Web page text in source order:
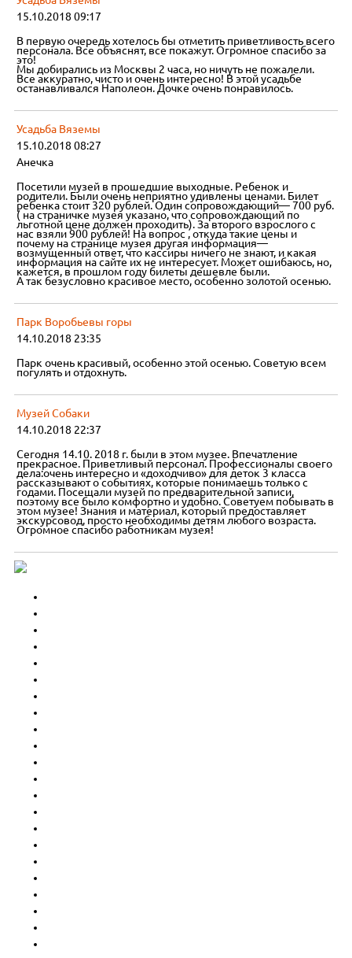
15.10.2018 09:17
В первую очередь хотелось бы отметить приветливость всего
персонала. Все объяснят, все покажут. Огромное спасибо за
это!
Мы добирались из Москвы 2 часа, но ничуть не пожалели.
Все аккуратно, чисто и очень интересно! В этой усадьбе
останавливался Наполеон. Дочке очень понравилось.
Усадьба Вяземы
15.10.2018 08:27
Анечка
Посетили музей в прошедшие выходные. Ребенок и
родители. Были очень неприятно удивлены ценами. Билет
ребенка стоит 320 рублей. Один сопровождающий— 700 руб.
( на страничке музея указано, что сопровождающий по
льготной цене должен проходить). За второго взрослого с
нас взяли 900 рублей! На вопрос , откуда такие цены и
почему на странице музея другая информация—
возмущенный ответ, что кассиры ничего не знают, и какая
информация на сайте их не интересует. Может ошибаюсь, но,
кажется, в прошлом году билеты дешевле были.
А так безусловно красивое место, особенно золотой осенью.
Парк Воробьевы горы
14.10.2018 23:35
Парк очень красивый, особенно этой осенью. Советую всем
погулять и отдохнуть.
Музей Собаки
14.10.2018 22:37
Сегодня 14.10. 2018 г. были в этом музее. Впечатление
прекрасное. Приветливый персонал. Профессионалы своего
дела:очень интересно и «доходчиво» для деток 3 класса
рассказывают о событиях, которые понимаешь только с
годами. Посещали музей по предварительной записи,
поэтому все было комфортно и удобно. Советуем побывать в
этом музее! Знания и материал, который предоставляет
экскурсовод, просто необходимы детям любого возраста.
Огромное спасибо работникам музея!